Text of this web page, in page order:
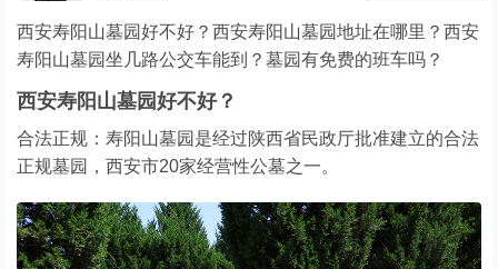
西安寿阳山墓园好不好？西安寿阳山墓园地址在哪里？西安
寿阳山墓园坐几路公交车能到？墓园有免费的班车吗？
西安寿阳山墓园好不好？
合法正规：寿阳山墓园是经过陕西省民政厅批准建立的合法
正规墓园，西安市20家经营性公墓之一。